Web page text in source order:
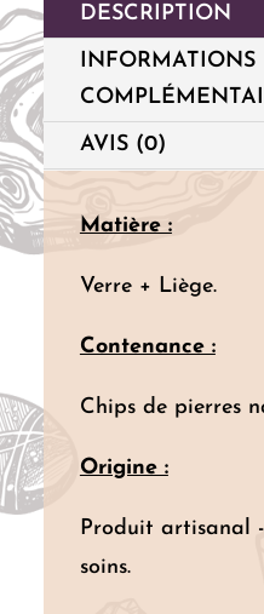
DESCRIPTION
INFORMATIONS
AVIS (0)
Matière :
Verre + Liège.
Contenance :
Chips de pierres
Origine :
Produit artisanal
soins.